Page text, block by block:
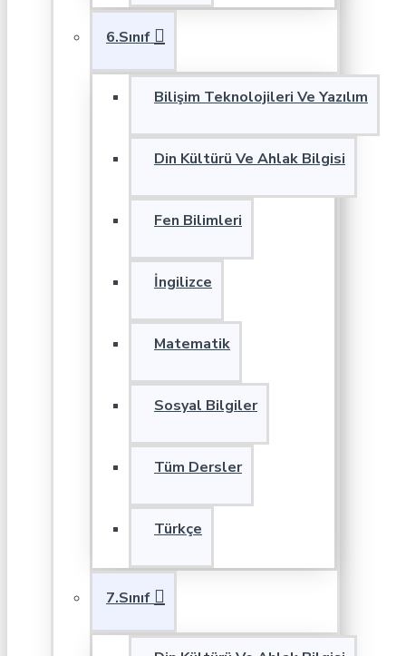
6.Sınıf
Bilişim Teknolojileri Ve Yazılım
Din Kültürü Ve Ahlak Bilgisi
Fen Bilimleri
İngilizce
Matematik
Sosyal Bilgiler
Tüm Dersler
Türkçe
7.Sınıf